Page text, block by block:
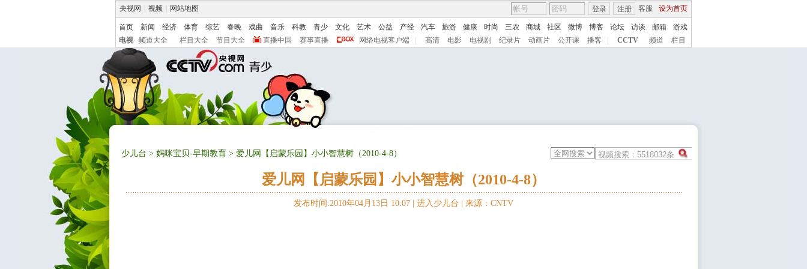
央视网 视频 网站地图 客服 设为首页
登录 注册
首页 新闻 经济 体育 综艺 春晚 戏曲 音乐 科教 青少 文化 艺术 公益 产经 汽车 旅游 健康 时尚 三农 商城 社区 微博 博客 论坛 访谈 邮箱
游戏
电视
频道大全 栏目大全 节目大全 直播中国 赛事直播 网络电视客户端 高清 电影 电视剧 纪录片 动画片 公开课 播客 CCTV 频道 栏目
少儿台 > 妈咪宝贝-早期教育 > 爱儿网【启蒙乐园】小小智慧树（2010-4-8）
爱儿网【启蒙乐园】小小智慧树（2010-4-8）
发布时间:2010年04月13日 10:07 | 进入少儿台 来源：CNTV